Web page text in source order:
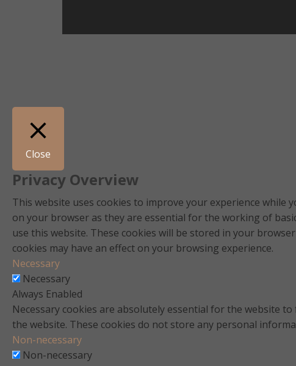
Close
Privacy Overview
This website uses cookies to improve your experience while
on your browser as they are essential for the working of
use this website. These cookies will be stored in your
cookies may have an effect on your browsing experience.
Necessary
Necessary
Always Enabled
Necessary cookies are absolutely essential for the website
the website. These cookies do not store any personal
Non-necessary
Non-necessary